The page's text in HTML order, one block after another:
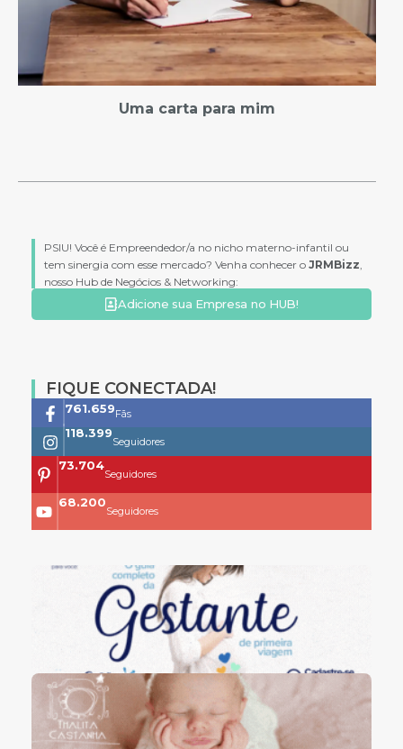
Uma carta para mim
PSIU! Você é Empreendedor/a no nicho materno-infantil ou
tem sinergia com esse mercado? Venha conhecer o JRMBizz,
nosso Hub de Negócios & Networking:
Adicione sua Empresa no HUB!
FIQUE CONECTADA!
761.659Fãs
118.399
Seguidores
73.704
Seguidores
68.200
Seguidores